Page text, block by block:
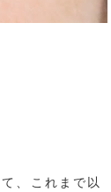
、これまで以